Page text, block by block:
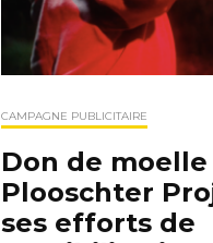
CAMPAGNE PUBLICITAIRE
Don de moelle
Plooschter
ses efforts de